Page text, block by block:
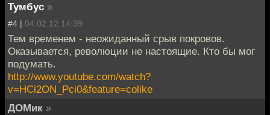
Тумбус »
#4 | 04.02.12 14:39
Тем временем - неожиданный срыв покровов.
Оказывается, революции не настоящие. Кто бы мог
подумать.
http://www.youtube.com/watch?
v=HCi2ON_Pci0&feature=colike
ДОМик »